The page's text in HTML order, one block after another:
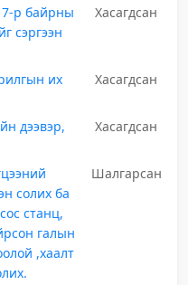
р байрны
сэргээн
Хасагдсан
их
Хасагдсан
дээвэр,
Хасагдсан
солих ба
станц,
галын
,хаалт
Шалгарсан